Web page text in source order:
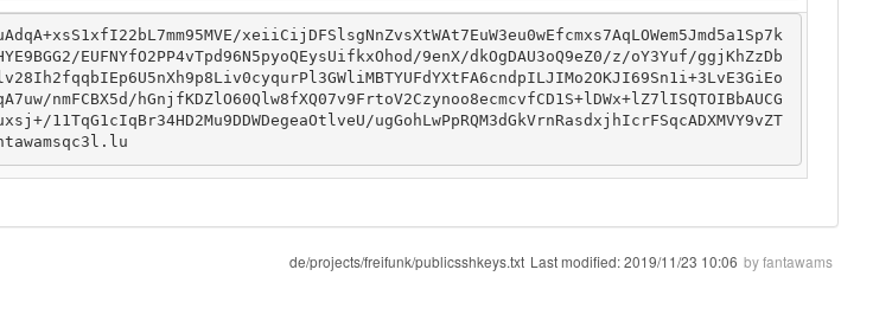
xeiiCijDFSlsgNnZvsXtWAt7EuW3eu0wEfcmxs7AqLOWem5Jmd5a1Sp7k
EUFNYfO2PP4vTpd96N5pyoQEysUifkxOhod/9enX/dkOgDAU3oQ9eZ0/z/oY3Yuf/ggjKhZzDb
nmFCBX5d/hGnjfKDZlO60Qlw8fXQ07v9FrtoV2Czynoo8ecmcvfCD1S+lDWx+lZ7lISQTOIBbAUCG
11TqG1cIqBr34HD2Mu9DDWDegeaOtlveU/ugGohLwPpRQM3dGkVrnRasdxjhIcrFSqcADXMVY9vZT
de/projects/freifunk/publicsshkeys.txt Last modified:2019/11/23 10:06 byfantawams